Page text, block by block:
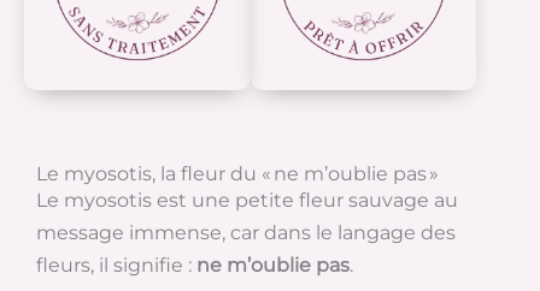
Le myosotis, la fleur du « ne m’oublie pas »
Le myosotis est une petite fleur sauvage au
message immense, car dans le langage des
fleurs, il signifie : ne m’oublie pas.